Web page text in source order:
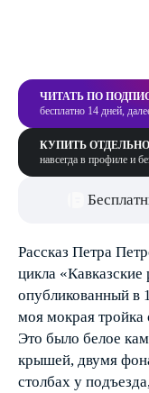
ЧИТАТЬ ПО
бесплатно 14 дней,
КУПИТЬ ОТДЕЛЬНО
навсегда в профиле и
Рассказ Петра
цикла
опубликованный в
моя мокрая тройка
Это было белое
крышей, двумя
столбах у